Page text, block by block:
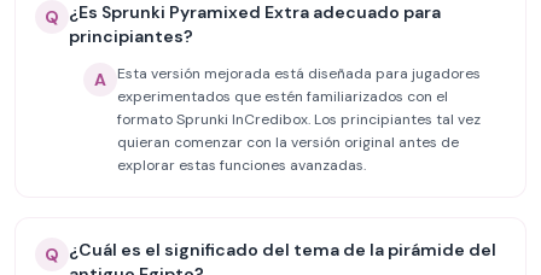
Q ¿Es Sprunki Pyramixed Extra adecuado para
principiantes?
A
Esta versión mejorada está diseñada para jugadores
experimentados que estén familiarizados con el
formato Sprunki InCredibox. Los principiantes tal vez
quieran comenzar con la versión original antes de
explorar estas funciones avanzadas.
Q ¿Cuál es el significado del tema de la pirámide del